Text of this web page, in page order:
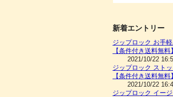
新着エントリー
ジップロック お手
【条件付き送料無料】
2021/10/22
ジップロック スト
【条件付き送料無料】
2021/10/22
ジップロック イー